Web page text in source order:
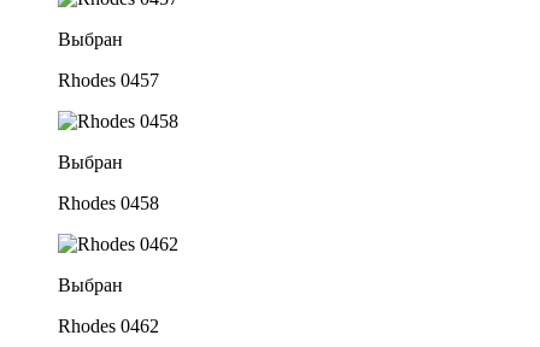
Выбран
Rhodes 0457
Выбран
Rhodes 0458
Выбран
Rhodes 0462